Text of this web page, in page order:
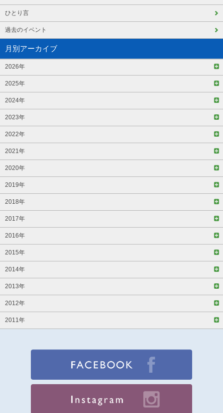
ひとり言
過去のイベント
月別アーカイブ
2026年
2025年
2024年
2023年
2022年
2021年
2020年
2019年
2018年
2017年
2016年
2015年
2014年
2013年
2012年
2011年